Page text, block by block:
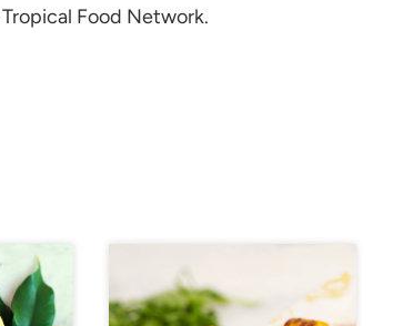
Food Network.